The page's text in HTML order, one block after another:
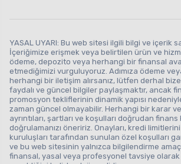
YASAL UYARI: Bu web sitesi ilgili bilgi ve içerik
İçeriğimize erişmek veya belirtilen ürün ve
ödeme, depozito veya herhangi bir finansal
etmediğimizi vurguluyoruz. Adımıza ödeme
herhangi bir iletişim alırsanız, lütfen derhal bize
faydalı ve güncel bilgiler paylaşmaktır, ancak
promosyon tekliflerinin dinamik yapısı
zaman güncel olmayabilir. Herhangi bir karar
ayrıntıları, şartları ve koşulları doğrudan
doğrulamanızı öneririz. Onayları, kredi
kuruluşları tarafından sunulan özel koşulları
ve bu web sitesinin yalnızca bilgilendirme
finansal, yasal veya profesyonel tavsiye olarak